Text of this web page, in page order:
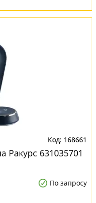
168661
Ракурс 631035701
По запросу